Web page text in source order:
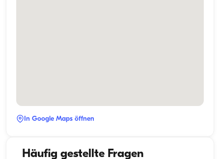
In Google Maps öffnen
Häufig gestellte Fragen